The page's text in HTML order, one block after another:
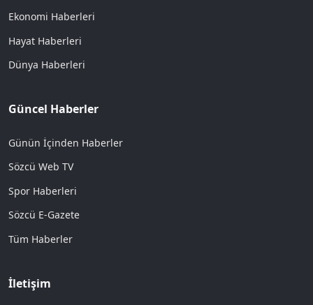
Ekonomi Haberleri
Hayat Haberleri
Dünya Haberleri
Güncel Haberler
Günün İçinden Haberler
Sözcü Web TV
Spor Haberleri
Sözcü E-Gazete
Tüm Haberler
İletişim